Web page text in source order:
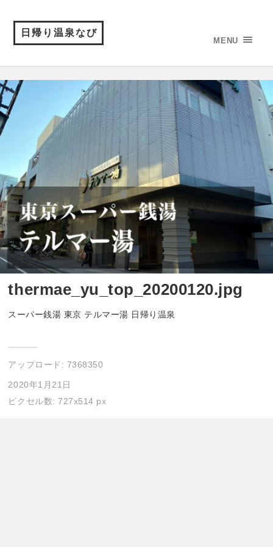
日帰り温泉なび
MENU
thermae_yu_top_20200120.jpg
スーパー銭湯 東京 テルマー湯 日帰り温泉
アップロード: 7368350
2020年1月21日
ピクセル数: 727x514 px